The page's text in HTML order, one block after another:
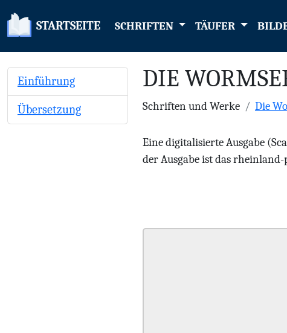
STARTSEITE SCHRIFTEN TÄUFER
Einführung
Übersetzung
DIE
Schriften und Werke Die
Eine digitalisierte Ausgabe
der Ausgabe ist das